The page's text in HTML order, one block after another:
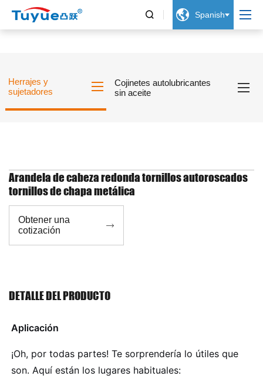
  Spanish
Herrajes y
sujetadores
Cojinetes autolubricantes
sin aceite
Arandela de cabeza redonda tornillos autoroscados
tornillos de chapa metálica
Obtener una
cotización

DETALLE DEL PRODUCTO
Aplicación
¡Oh, por todas partes! Te sorprendería lo útiles que
son. Aquí están los lugares habituales: